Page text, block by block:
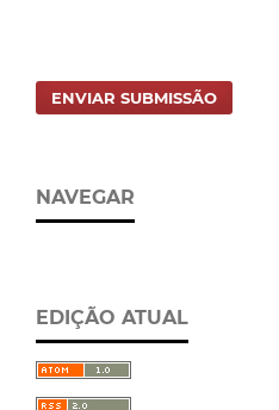
ENVIAR SUBMISSÃO
NAVEGAR
EDIÇÃO ATUAL